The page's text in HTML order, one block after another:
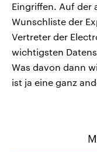
Eingriffen. Auf der
Wunschliste der
Vertreter der
wichtigsten
Was davon dann
ist ja eine ganz